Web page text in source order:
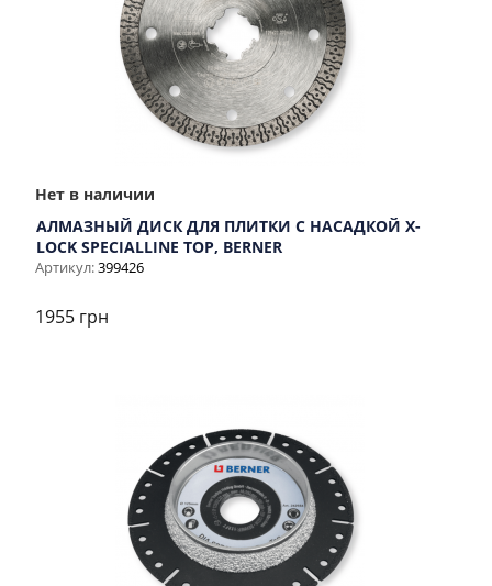
Нет в наличии
АЛМАЗНЫЙ ДИСК ДЛЯ ПЛИТКИ С НАСАДКОЙ X-
LOCK SPECIALLINE TOP, BERNER
Артикул:399426
1955 грн